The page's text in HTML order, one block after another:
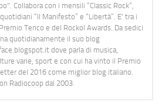
Collabora con i mensili “Classic Rock”,
“Il Manifesto” e “Libertà”. E' tra i
Tenco e del Rockol Awards. Da sedici
quotidianamente il suo blog
dove parla di musica,
varie, sport e con cui ha vinto il Premio
del 2016 come miglior blog italiano.
Radiocoop dal 2003.